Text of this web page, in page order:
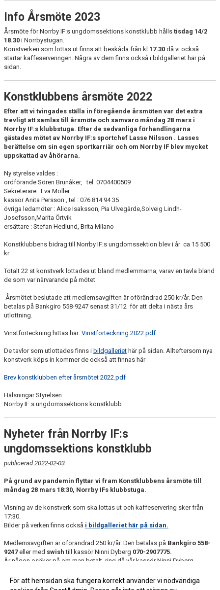
Info Årsmöte 2023
Årsmöte för Norrby IF:s ungdomssektions konstklubb hålls tisdag 14/2
18.30 i Norrbystugan.
Konstverken som lottas ut finns att beskåda från kl 17.30 då vi också
startar kaffeserveringen. Några av dem finns också i bildgalleriet här på
sidan.
Konstklubbens årsmöte 2022
Efter att vi tvingades ställa in föregående årsmöten var det extra
trevligt att samlas till årsmöte och samvaro måndag 28 mars i
Norrby IF:s klubbstuga. Efter de sedvanliga förhandlingarna
gästades mötet av Norrby IF:s sportchef Lasse Nilsson . Lasses
berättelse om sin egen sportkarriär och om Norrby IF blev mycket
uppskattad av åhörarna.
Ny styrelse valdes :
ordförande Sören Brunåker, tel 0704400509
Sekreterare : Eva Möller
kassör Anita Persson , tel : 076 814 94 35
övriga ledamöter : Alice Isaksson, Pia Ulvegärde,Solveig Lindh-
Josefsson,Marita Örtvik
ersättare : Stefan Hedlund, Brita Milano
Konstklubbens bidrag till Norrby IF:s ungdomssektion blev i år ca 15 500
kr
Totalt 22 st konstverk lottades ut bland medlemmarna, varav en tavla bland
de som var närvarande på mötet
Årsmötet beslutade att medlemsavgiften är oförändrad 250 kr/år. Den
betalas på Bankgiro 558-9247 senast 31/12 för att delta i nästa års
utlottning.
Vinstförteckning hittas här: Vinstförteckning 2022.pdf
De tavlor som utlottades finns i bildgalleriet här på sidan. Allteftersom nya
konstverk köps in kommer de också att finnas här
Brev konstklubben efter årsmötet 2022.pdf
Hälsningar Styrelsen
Norrby IF:s ungdomssektions konstklubb
Nyheter från Norrby IF:s
ungdomssektions konstklubb
publicerad 2022-02-03
På grund av pandemin flyttar vi fram Konstklubbens årsmöte till
måndag 28 mars 18:30, Norrby IFs klubbstuga.
Visning av de konstverk som ska lottas ut och kaffeservering sker från
17:30.
Bilder på verken finns också i bildgalleriet här på sidan.
Medlemsavgiften är oförändrad 250 kr/år. Den betalas på Bankgiro 558-
9247eller med swishtill kassör Ninni Dyberg 070-2907775.
Är någon osäker på om man betalt, ring då vår kassör Ninni Dyberg.
Hälsningar Styrelsen
Norrby IF:s ungdomssektions konstklubb
För att hemsidan ska fungera korrekt använder vi nödvändiga